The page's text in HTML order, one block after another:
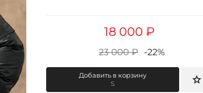
18 000 ₽
23 000 ₽ -22%
Добавить в корзину
S